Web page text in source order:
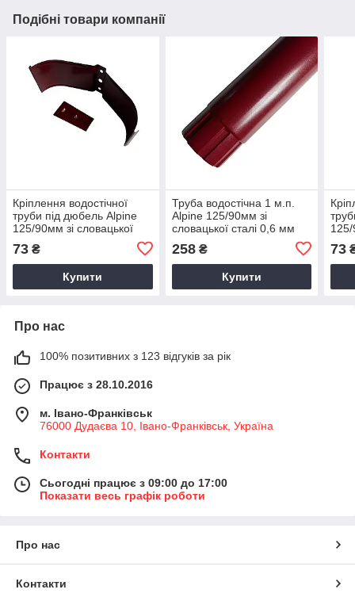
Подібні товари компанії
Кріплення водостічної
труби під дюбель Alpine
125/90мм зі словацької
Винно-червоний темна-
вишня
73 ₴
Купити
Труба водостічна 1 м.п.
Alpine 125/90мм зі
словацької сталі 0,6 мм
RAL 3005 Винно-червоний
темна-вишня
258₴
Купити
125/
73
Про нас
100% позитивних з 123 відгуків за рік
Працює з 28.10.2016
м. Івано-Франківськ
76000 Дудаєва 10, Івано-Франківськ, Україна
Контакти
Сьогодні працює з 09:00 до 17:00
Показати весь графік роботи
Про нас
Контакти